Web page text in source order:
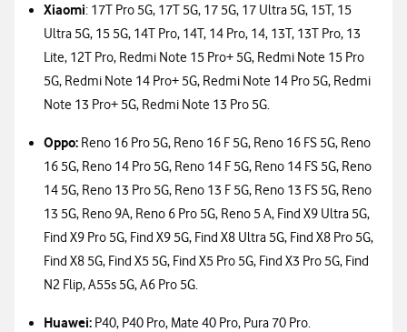
Xiaomi: 17T Pro 5G, 17T 5G, 17 5G, 17 Ultra 5G, 15T, 15
Ultra 5G, 15 5G, 14T Pro, 14T, 14 Pro, 14, 13T, 13T Pro, 13
Lite, 12T Pro, Redmi Note 15 Pro+ 5G, Redmi Note 15 Pro
5G, Redmi Note 14 Pro+ 5G, Redmi Note 14 Pro 5G, Redmi
Note 13 Pro+ 5G, Redmi Note 13 Pro 5G.
Oppo: Reno 16 Pro 5G, Reno 16 F 5G, Reno 16 FS 5G, Reno
16 5G, Reno 14 Pro 5G, Reno 14 F 5G, Reno 14 FS 5G, Reno
14 5G, Reno 13 Pro 5G, Reno 13 F 5G, Reno 13 FS 5G, Reno
13 5G, Reno 9A, Reno 6 Pro 5G, Reno 5 A, Find X9 Ultra 5G,
Find X9 Pro 5G, Find X9 5G, Find X8 Ultra 5G, Find X8 Pro 5G,
Find X8 5G, Find X5 5G, Find X5 Pro 5G, Find X3 Pro 5G, Find
N2 Flip, A55s 5G, A6 Pro 5G.
Huawei: P40, P40 Pro, Mate 40 Pro, Pura 70 Pro.